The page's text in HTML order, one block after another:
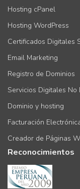
Hosting cPanel
Hosting WordPress
Certificados Digitales
Email Marketing
Registro de Dominios
Servicios Digitales
Dominio y hosting
Facturación
Creador de Páginas
Reconocimientos